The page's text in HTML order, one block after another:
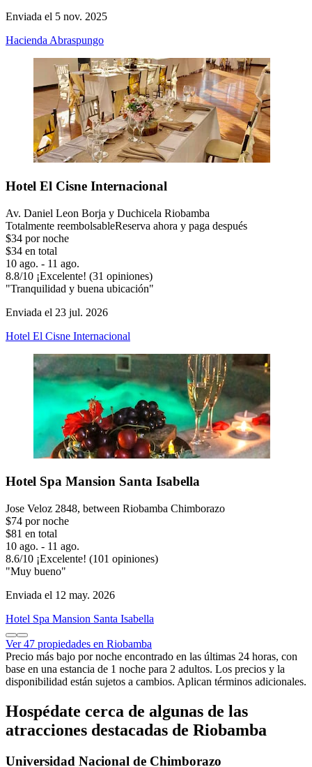
Enviada el 5 nov. 2025
Hacienda Abraspungo
Hotel El Cisne Internacional
Av. Daniel Leon Borja y Duchicela Riobamba
Totalmente reembolsableReserva ahora y paga después
$34 por noche
$34 en total
10 ago. - 11 ago.
8.8/10 ¡Excelente! (31 opiniones)
"Tranquilidad y buena ubicación"
Enviada el 23 jul. 2026
Hotel El Cisne Internacional
Hotel Spa Mansion Santa Isabella
Jose Veloz 2848, between Riobamba Chimborazo
$74 por noche
$81 en total
10 ago. - 11 ago.
8.6/10 ¡Excelente! (101 opiniones)
"Muy bueno"
Enviada el 12 may. 2026
Hotel Spa Mansion Santa Isabella
Ver 47 propiedades en Riobamba
Precio más bajo por noche encontrado en las últimas 24 horas, con
base en una estancia de 1 noche para 2 adultos. Los precios y la
disponibilidad están sujetos a cambios. Aplican términos adicionales.
Hospédate cerca de algunas de las
atracciones destacadas de Riobamba
Universidad Nacional de Chimborazo